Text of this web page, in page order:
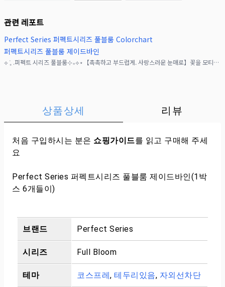
관련 레포트
Perfect Series 퍼펙트시리즈 풀블룸 Colorchart
퍼펙트시리즈 풀블룸 제이드바인
⟡ ݁₊ .퍼펙트 시리즈 풀블룸⊹₊⟡⋆【촉촉하고 부드럽게. 사랑스러운 눈매로】꽃을 모티브로 한 디자인과 색감, 넓은 내부 직경으로 "귀여움"을 연출하는 컬러 콘택트렌즈.비취처럼 아
상품상세 리뷰
처음 구입하시는 분은 쇼핑가이드를 읽고 구매해 주세
요
Perfect Series 퍼펙트시리즈 풀블룸 제이드바인(1박
스 6개들이)
브랜드 Perfect Series
시리즈 Full Bloom
테마 코스프레, 테두리있음, 자외선차단